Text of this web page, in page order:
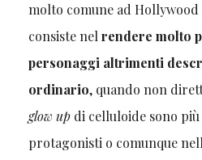
molto comune ad
consiste nelrendere molto
personaggi altrimenti
ordinario, quando non
glow updi celluloide sono
protagonisti o comunque